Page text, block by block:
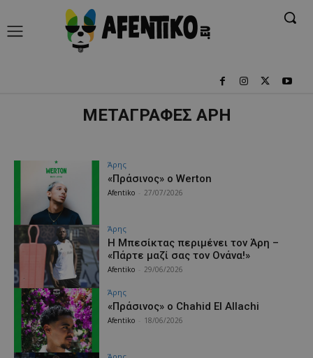
ΜΕΤΑΓΡΑΦΕΣ ΑΡΗ
Άρης
«Πράσινος» ο Werton
Afentiko 27/07/2026
Άρης
Η Μπεσίκτας περιμένει τον Άρη –
«Πάρτε μαζί σας τον Ονάνα!»
Afentiko 29/06/2026
Άρης
«Πράσινος» ο Chahid El Allachi
Afentiko 18/06/2026